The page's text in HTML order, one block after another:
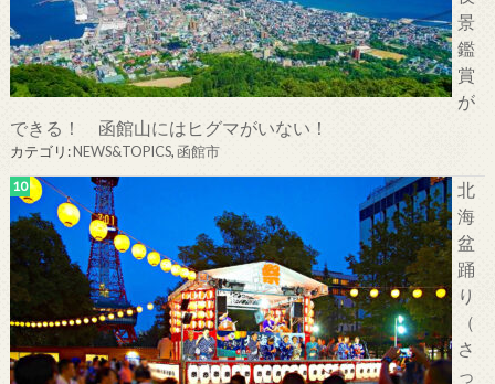
景
鑑
賞
が
できる！ 函館山にはヒグマがいない！
カテゴリ:NEWS&TOPICS,函館市
北
海
盆
踊
り
（
さ
っ